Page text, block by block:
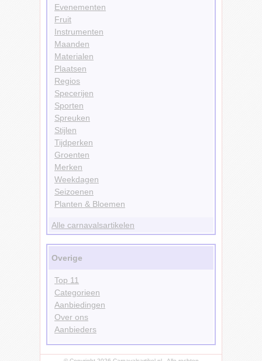
Evenementen
Fruit
Instrumenten
Maanden
Materialen
Plaatsen
Regios
Specerijen
Sporten
Spreuken
Stijlen
Tijdperken
Groenten
Merken
Weekdagen
Seizoenen
Planten & Bloemen
Alle carnavalsartikelen
Overige
Top 11
Categorieen
Aanbiedingen
Over ons
Aanbieders